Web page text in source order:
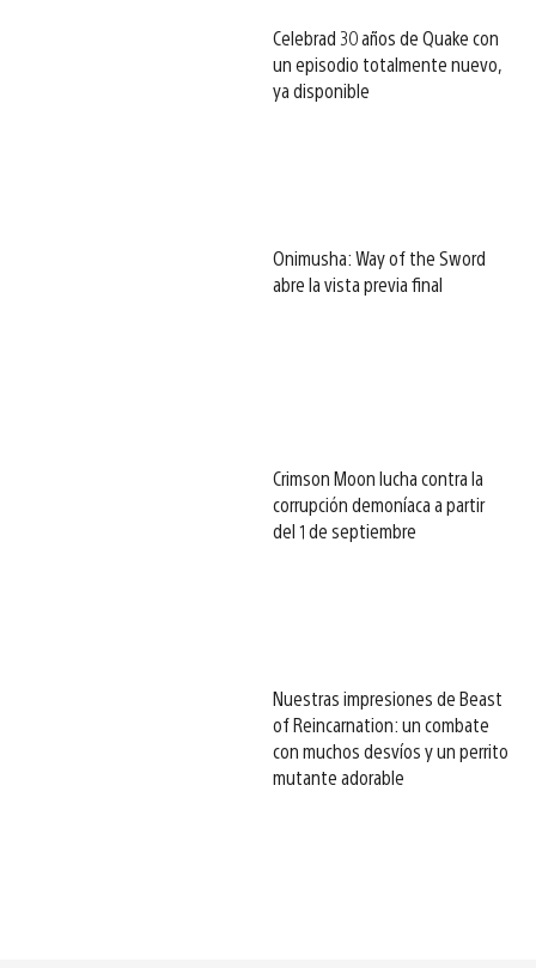
Celebrad 30 años de Quake con
un episodio totalmente nuevo,
ya disponible
Onimusha: Way of the Sword
abre la vista previa final
Crimson Moon lucha contra la
corrupción demoníaca a partir
del 1 de septiembre
Nuestras impresiones de Beast
of Reincarnation: un combate
con muchos desvíos y un perrito
mutante adorable